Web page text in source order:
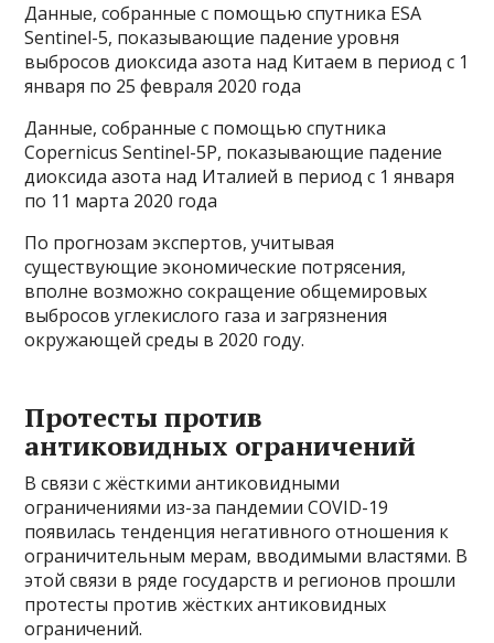
Данные, собранные с помощью спутника ESA
Sentinel-5, показывающие падение уровня
выбросов диоксида азота над Китаем в период с 1
января по 25 февраля 2020 года
Данные, собранные с помощью спутника
Copernicus Sentinel-5P, показывающие падение
диоксида азота над Италией в период с 1 января
по 11 марта 2020 года
По прогнозам экспертов, учитывая
существующие экономические потрясения,
вполне возможно сокращение общемировых
выбросов углекислого газа и загрязнения
окружающей среды в 2020 году.
Протесты против
антиковидных ограничений
В связи с жёсткими антиковидными
ограничениями из-за пандемии COVID-19
появилась тенденция негативного отношения к
ограничительным мерам, вводимыми властями. В
этой связи в ряде государств и регионов прошли
протесты против жёстких антиковидных
ограничений.